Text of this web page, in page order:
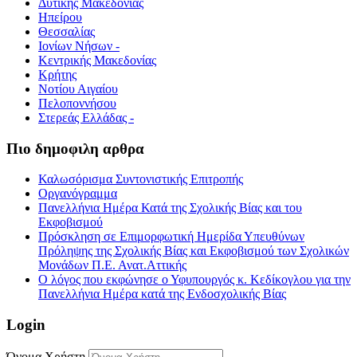
Δυτικής Μακεδονίας
Ηπείρου
Θεσσαλίας
Ιονίων Νήσων -
Κεντρικής Μακεδονίας
Κρήτης
Νοτίου Αιγαίου
Πελοποννήσου
Στερεάς Ελλάδας -
Πιο δημοφιλη αρθρα
Καλωσόρισμα Συντονιστικής Επιτροπής
Οργανόγραμμα
Πανελλήνια Ημέρα Κατά της Σχολικής Βίας και του
Εκφοβισμού
Πρόσκληση σε Επιμορφωτική Ημερίδα Υπευθύνων
Πρόληψης της Σχολικής Βίας και Εκφοβισμού των Σχολικών
Μονάδων Π.Ε. Ανατ.Αττικής
Ο λόγος που εκφώνησε ο Υφυπουργός κ. Κεδίκογλου για την
Πανελλήνια Ημέρα κατά της Ενδοσχολικής Βίας
Login